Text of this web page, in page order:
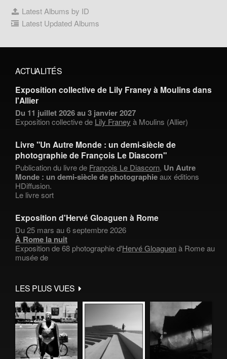
Latest Albums by ID
Latest Updated Albums
ACTUALITÉS
Exposition collective de Lily Franey à Moulins dans
l'Allier
Du 11 juillet 2026 au 3 janvier 2027
Exposition collective de Lily Franey à Moulins (Allier)
Livre "Un Autre Monde : un demi-siècle de
photographie de François Le Diascorn"
Publication du livre de François Le Diascorn, Un Autre
Monde : un demi-siècle de photographieaux éditions
HDiffusion.
Le livre sort
Exposition d'Hervé Gloaguen à Rome
Du 25 mars au 6 septembre 2026
À Rome la nuit
Exposition de 68 photographie d'Hervé Gloaguenà Rome au
musée de
LES PLUS VUES